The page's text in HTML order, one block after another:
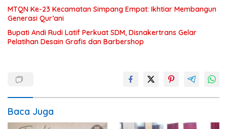
MTQN Ke-23 Kecamatan Simpang Empat: Ikhtiar Membangun
Generasi Qur’ani
Bupati Andi Rudi Latif Perkuat SDM, Disnakertrans Gelar
Pelatihan Desain Grafis dan Barbershop
Baca Juga